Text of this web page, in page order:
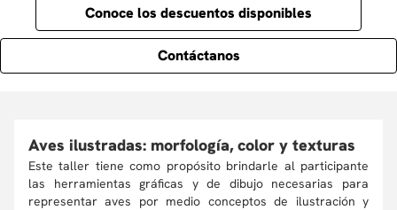
Conoce los descuentos disponibles
Contáctanos
Aves ilustradas: morfología, color y texturas
Este taller tiene como propósito brindarle al participante
las herramientas gráficas y de dibujo necesarias para
representar aves por medio conceptos de ilustración y